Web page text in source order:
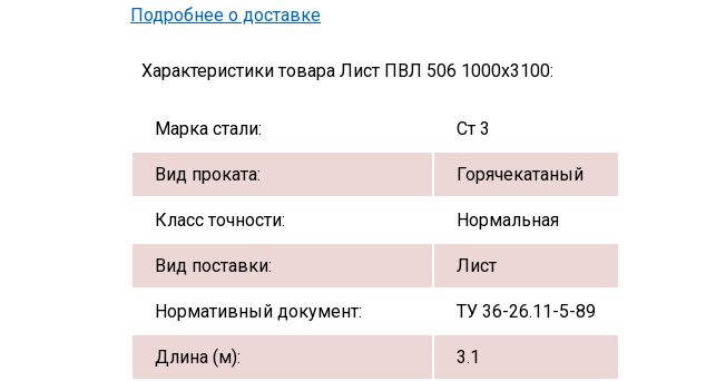
Подробнее о доставке
Характеристики товара Лист ПВЛ 506 1000х3100:
Марка стали: Ст 3
Вид проката: Горячекатаный
Класс точности: Нормальная
Вид поставки: Лист
Нормативный документ: ТУ 36-26.11-5-89
Длина (м): 3.1